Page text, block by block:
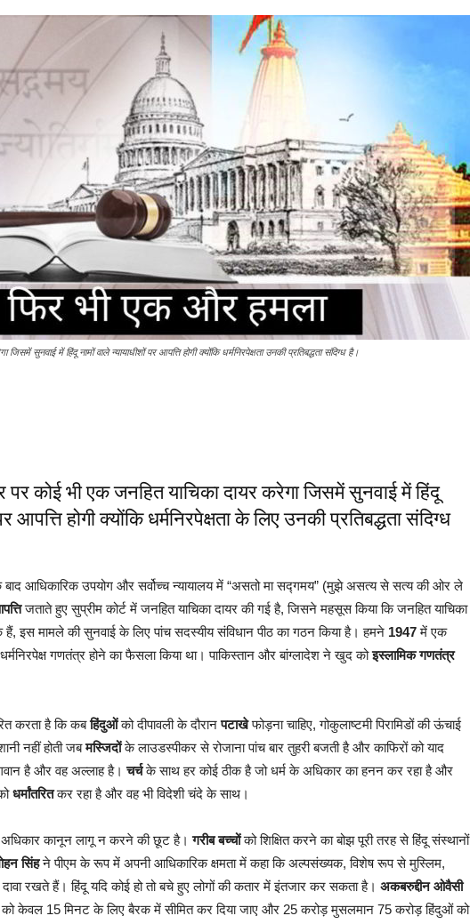
सुनवाई में हिंदू नामों वाले न्यायाधीशों पर आपत्ति होगी क्योंकि धर्मनिरपेक्षता उनकी प्रतिबद्धता संदिग्ध है।
कोई भी एक जनहित याचिका दायर करेगा जिसमें सुनवाई में हिंदू
आपत्ति होगी क्योंकि धर्मनिरपेक्षता के लिए उनकी प्रतिबद्धता संदिग्ध
आधिकारिक उपयोग और सर्वोच्च न्यायालय में “असतो मा सद्गमय” (मुझे असत्य से सत्य की ओर ले
जताते हुए सुप्रीम कोर्ट में जनहित याचिका दायर की गई है, जिसने महसूस किया कि जनहित याचिका
हैं, इस मामले की सुनवाई के लिए पांच सदस्यीय संविधान पीठ का गठन किया है। हमने 1947में एक
गणतंत्र होने का फैसला किया था। पाकिस्तान और बांग्लादेश ने खुद कोइस्लामिक गणतंत्र
करता है कि कबहिंदुओंको दीपावली के दौरानपटाखेफोड़ना चाहिए, गोकुलाष्टमी पिरामिडों की ऊंचाई
नहीं होती जबमस्जिदोंके लाउडस्पीकर से रोजाना पांच बार तुहरी बजती है और काफिरों को याद
है और वह अल्लाह है।चर्चके साथ हर कोई ठीक है जो धर्म के अधिकार का हनन कर रहा है और
धर्मांतरितकर रहा है और वह भी विदेशी चंदे के साथ।
अधिकार कानून लागू न करने की छूट है। गरीब बच्चोंको शिक्षित करने का बोझ पूरी तरह से हिंदू संस्थानों
सिंहने पीएम के रूप में अपनी आधिकारिक क्षमता में कहा कि अल्पसंख्यक, विशेष रूप से मुस्लिम,
रखते हैं। हिंदू यदि कोई हो तो बचे हुए लोगों की कतार में इंतजार कर सकता है। अकबरुद्दीन ओवैसी
केवल 15 मिनट के लिए बैरक में सीमित कर दिया जाए और 25 करोड़ मुसलमान 75 करोड़ हिंदुओं को